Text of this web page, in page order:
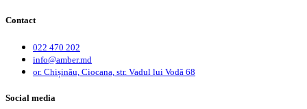
Contact
022 470 202
info@amber.md
or. Chișinău, Ciocana, str. Vadul lui Vodă 68
Social media